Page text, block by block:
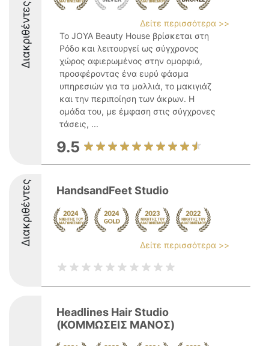
Διακριθέντες
Δείτε περισσότερα >>
Το JOYA Beauty House βρίσκεται στη
Ρόδο και λειτουργεί ως σύγχρονος
χώρος αφιερωμένος στην ομορφιά,
προσφέροντας ένα ευρύ φάσμα
υπηρεσιών για τα μαλλιά, το μακιγιάζ
και την περιποίηση των άκρων. Η
ομάδα του, με έμφαση στις σύγχρονες
τάσεις, ...
9.5
Διακριθέντες HandsandFeet Studio
Δείτε περισσότερα >>
Headlines Hair Studio
(ΚΟΜΜΩΣΕΙΣ ΜΑΝΟΣ)